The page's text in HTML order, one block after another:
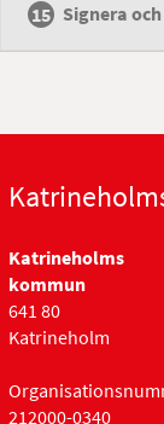
Signera
Katrineholms
kommun
641 80
Katrineholm
212000-0340